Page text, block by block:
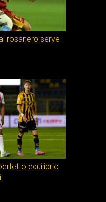
rosanero serve
equilibrio